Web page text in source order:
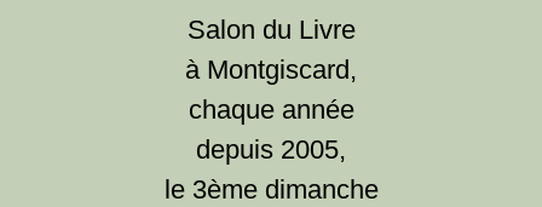
Salon du Livre
à Montgiscard,
chaque année
depuis 2005,
le 3ème dimanche